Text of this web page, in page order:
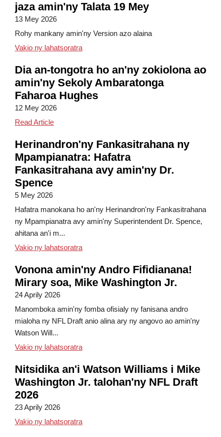
jaza amin'ny Talata 19 Mey
13 Mey 2026
Rohy mankany amin'ny Version azo alaina
Vakio ny lahatsoratraFisoratana anarana amin'ny akanin-jaza
Dia an-tongotra ho an'ny zokiolona ao
amin'ny Sekoly Ambaratonga
Faharoa Hughes
12 Mey 2026
Read ArticleSenior Walk at Hughes Elementary
Herinandron'ny Fankasitrahana ny
Mpampianatra: Hafatra
Fankasitrahana avy amin'ny Dr.
Spence
5 Mey 2026
Hafatra manokana ho an'ny Herinandron'ny Fankasitrahana
ny Mpampianatra avy amin'ny Superintendent Dr. Spence,
ahitana an'i m...
Vakio ny lahatsoratraHerinandron'ny Fankasitrahana ny
Vonona amin'ny Andro Fifidianana!
Mirary soa, Mike Washington Jr.
24 Aprily 2026
Manomboka amin'ny fomba ofisialy ny fanisana andro
mialoha ny NFL Draft anio alina ary ny angovo ao amin'ny
Watson Will...
Vakio ny lahatsoratraVonona amin'ny Andro Fisoratana
Nitsidika an'i Watson Williams i Mike
Washington Jr. talohan'ny NFL Draft
2026
23 Aprily 2026
Vakio ny lahatsoratraMike Washington Jr. mitsidika an'i Watson